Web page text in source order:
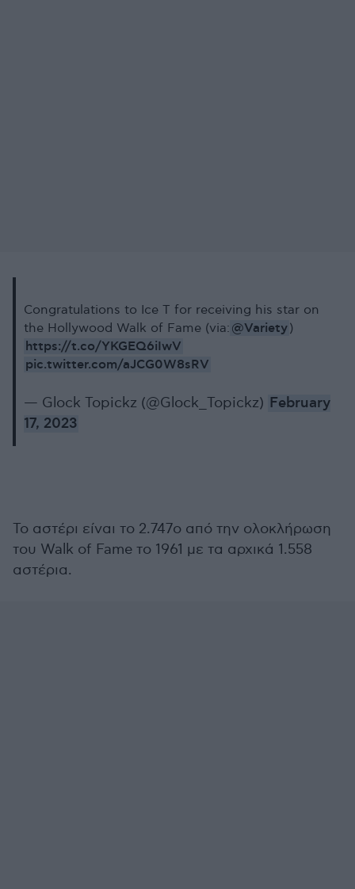
Congratulations to Ice T for receiving his star on
the Hollywood Walk of Fame (via: @Variety)
https://t.co/YKGEQ6iIwV
pic.twitter.com/aJCG0W8sRV
— Glock Topickz (@Glock_Topickz) February
17, 2023
Το αστέρι είναι το 2.747ο από την ολοκλήρωση
του Walk of Fame το 1961 με τα αρχικά 1.558
αστέρια.